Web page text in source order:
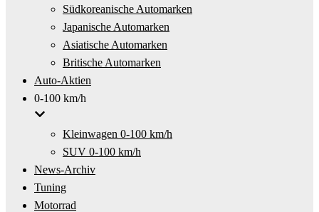
Südkoreanische Automarken
Japanische Automarken
Asiatische Automarken
Britische Automarken
Auto-Aktien
0-100 km/h
Kleinwagen 0-100 km/h
SUV 0-100 km/h
News-Archiv
Tuning
Motorrad